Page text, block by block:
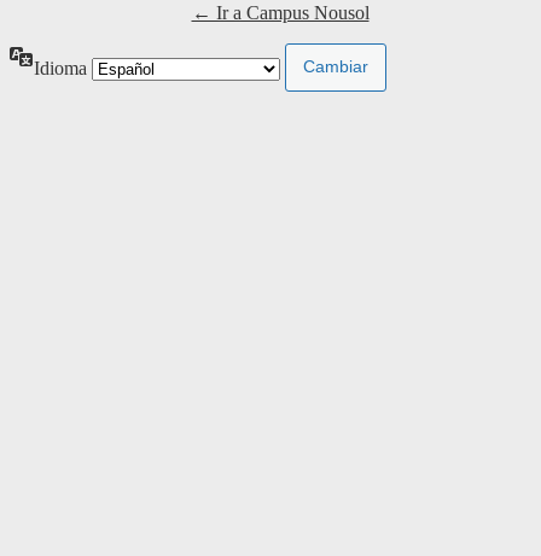
← Ir a Campus Nousol
Idioma